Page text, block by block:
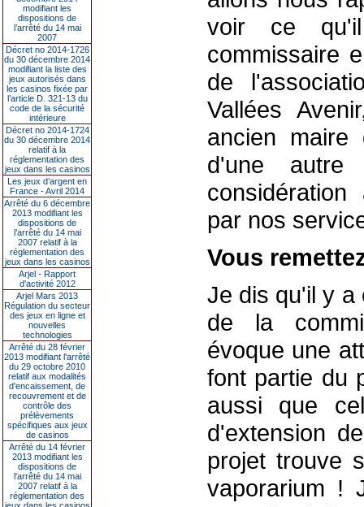
modifiant les
dispositions de
l’arrêté du 14 mai
2007
Décret no 2014-1726
du 30 décembre 2014
modifiant la liste des
jeux autorisés dans
les casinos fixée par
l’article D. 321-13 du
code de la sécurité
intérieure
Décret no 2014-1724
du 30 décembre 2014
relatif à la
réglementation des
jeux dans les casinos
Les jeux d’argent en
France - Avril 2014
Arrêté du 6 décembre
2013 modifiant les
dispositions de
l’arrêté du 14 mai
2007 relatif à la
réglementation des
jeux dans les casinos
Arjel - Rapport
d'activité 2012
Arjel Mars 2013
Régulation du secteur
des jeux en ligne et
nouvelles
technologies
Arrêté du 28 février
2013 modifiant l'arrêté
du 29 octobre 2010
relatif aux modalités
d'encaissement, de
recouvrement et de
contrôle des
prélèvements
spécifiques aux jeux
de casinos
Arrêté du 14 février
2013 modifiant les
dispositions de
l'arrêté du 14 mai
2007 relatif à la
réglementation des
voir ce
commissaire
de
Vallées
ancien
d'une autre
par nos
Vous
Je dis qu'il y a
de la
évoque une
font partie du
aussi que
d'extension
projet trouve
vaporarium !